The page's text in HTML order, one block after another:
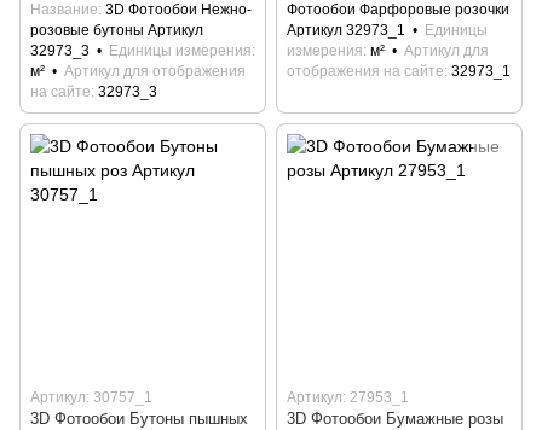
Название 3D Фотообои Нежно-
розовые бутоны Артикул
32973_3
Единицы измерения
м²
Артикул для отображения
на сайте 32973_3
Фотообои Фарфоровые розочки
Артикул 32973_1
Единицы
измерения м²
Артикул для
отображения на сайте 32973_1
Артикул: 30757_1
3D Фотообои Бутоны пышных
Артикул: 27953_1
3D Фотообои Бумажные розы